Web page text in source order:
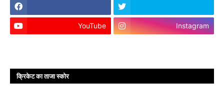
YouTube Instagram
क्रिकेट का ताजा स्कोर